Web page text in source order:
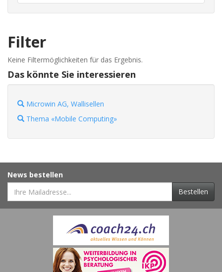
Filter
Keine Filtermöglichkeiten für das Ergebnis.
Das könnte Sie interessieren
Microwin AG, Wallisellen
Thema «Mobile Computing»
News bestellen
Bestellen